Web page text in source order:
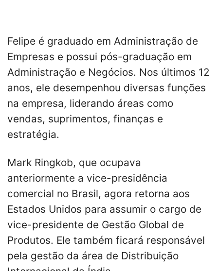
Felipe é graduado em Administração de
Empresas e possui pós-graduação em
Administração e Negócios. Nos últimos 12
anos, ele desempenhou diversas funções
na empresa, liderando áreas como
vendas, suprimentos, finanças e
estratégia.
Mark Ringkob, que ocupava
anteriormente a vice-presidência
comercial no Brasil, agora retorna aos
Estados Unidos para assumir o cargo de
vice-presidente de Gestão Global de
Produtos. Ele também ficará responsável
pela gestão da área de Distribuição